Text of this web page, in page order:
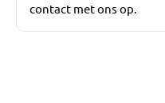
contact met ons op.